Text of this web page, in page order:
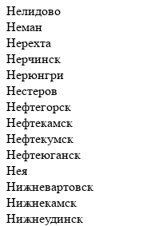
Нелидово
Неман
Нерехта
Нерчинск
Нерюнгри
Нестеров
Нефтегорск
Нефтекамск
Нефтекумск
Нефтеюганск
Нея
Нижневартовск
Нижнекамск
Нижнеудинск